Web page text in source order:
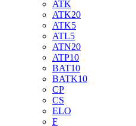
ATK
ATK20
ATK5
ATL5
ATN20
ATP10
BAT10
BATK10
CP
CS
ELO
F